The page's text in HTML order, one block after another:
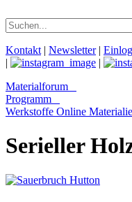
Kontakt | Newsletter|
|
|
Materialforum
Programm
Werkstoffe Online
Serieller